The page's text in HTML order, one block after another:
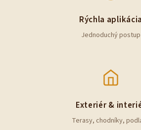
Rýchla aplikácia
Jednoduchý postup
Exteriér &
Terasy, chodníky,